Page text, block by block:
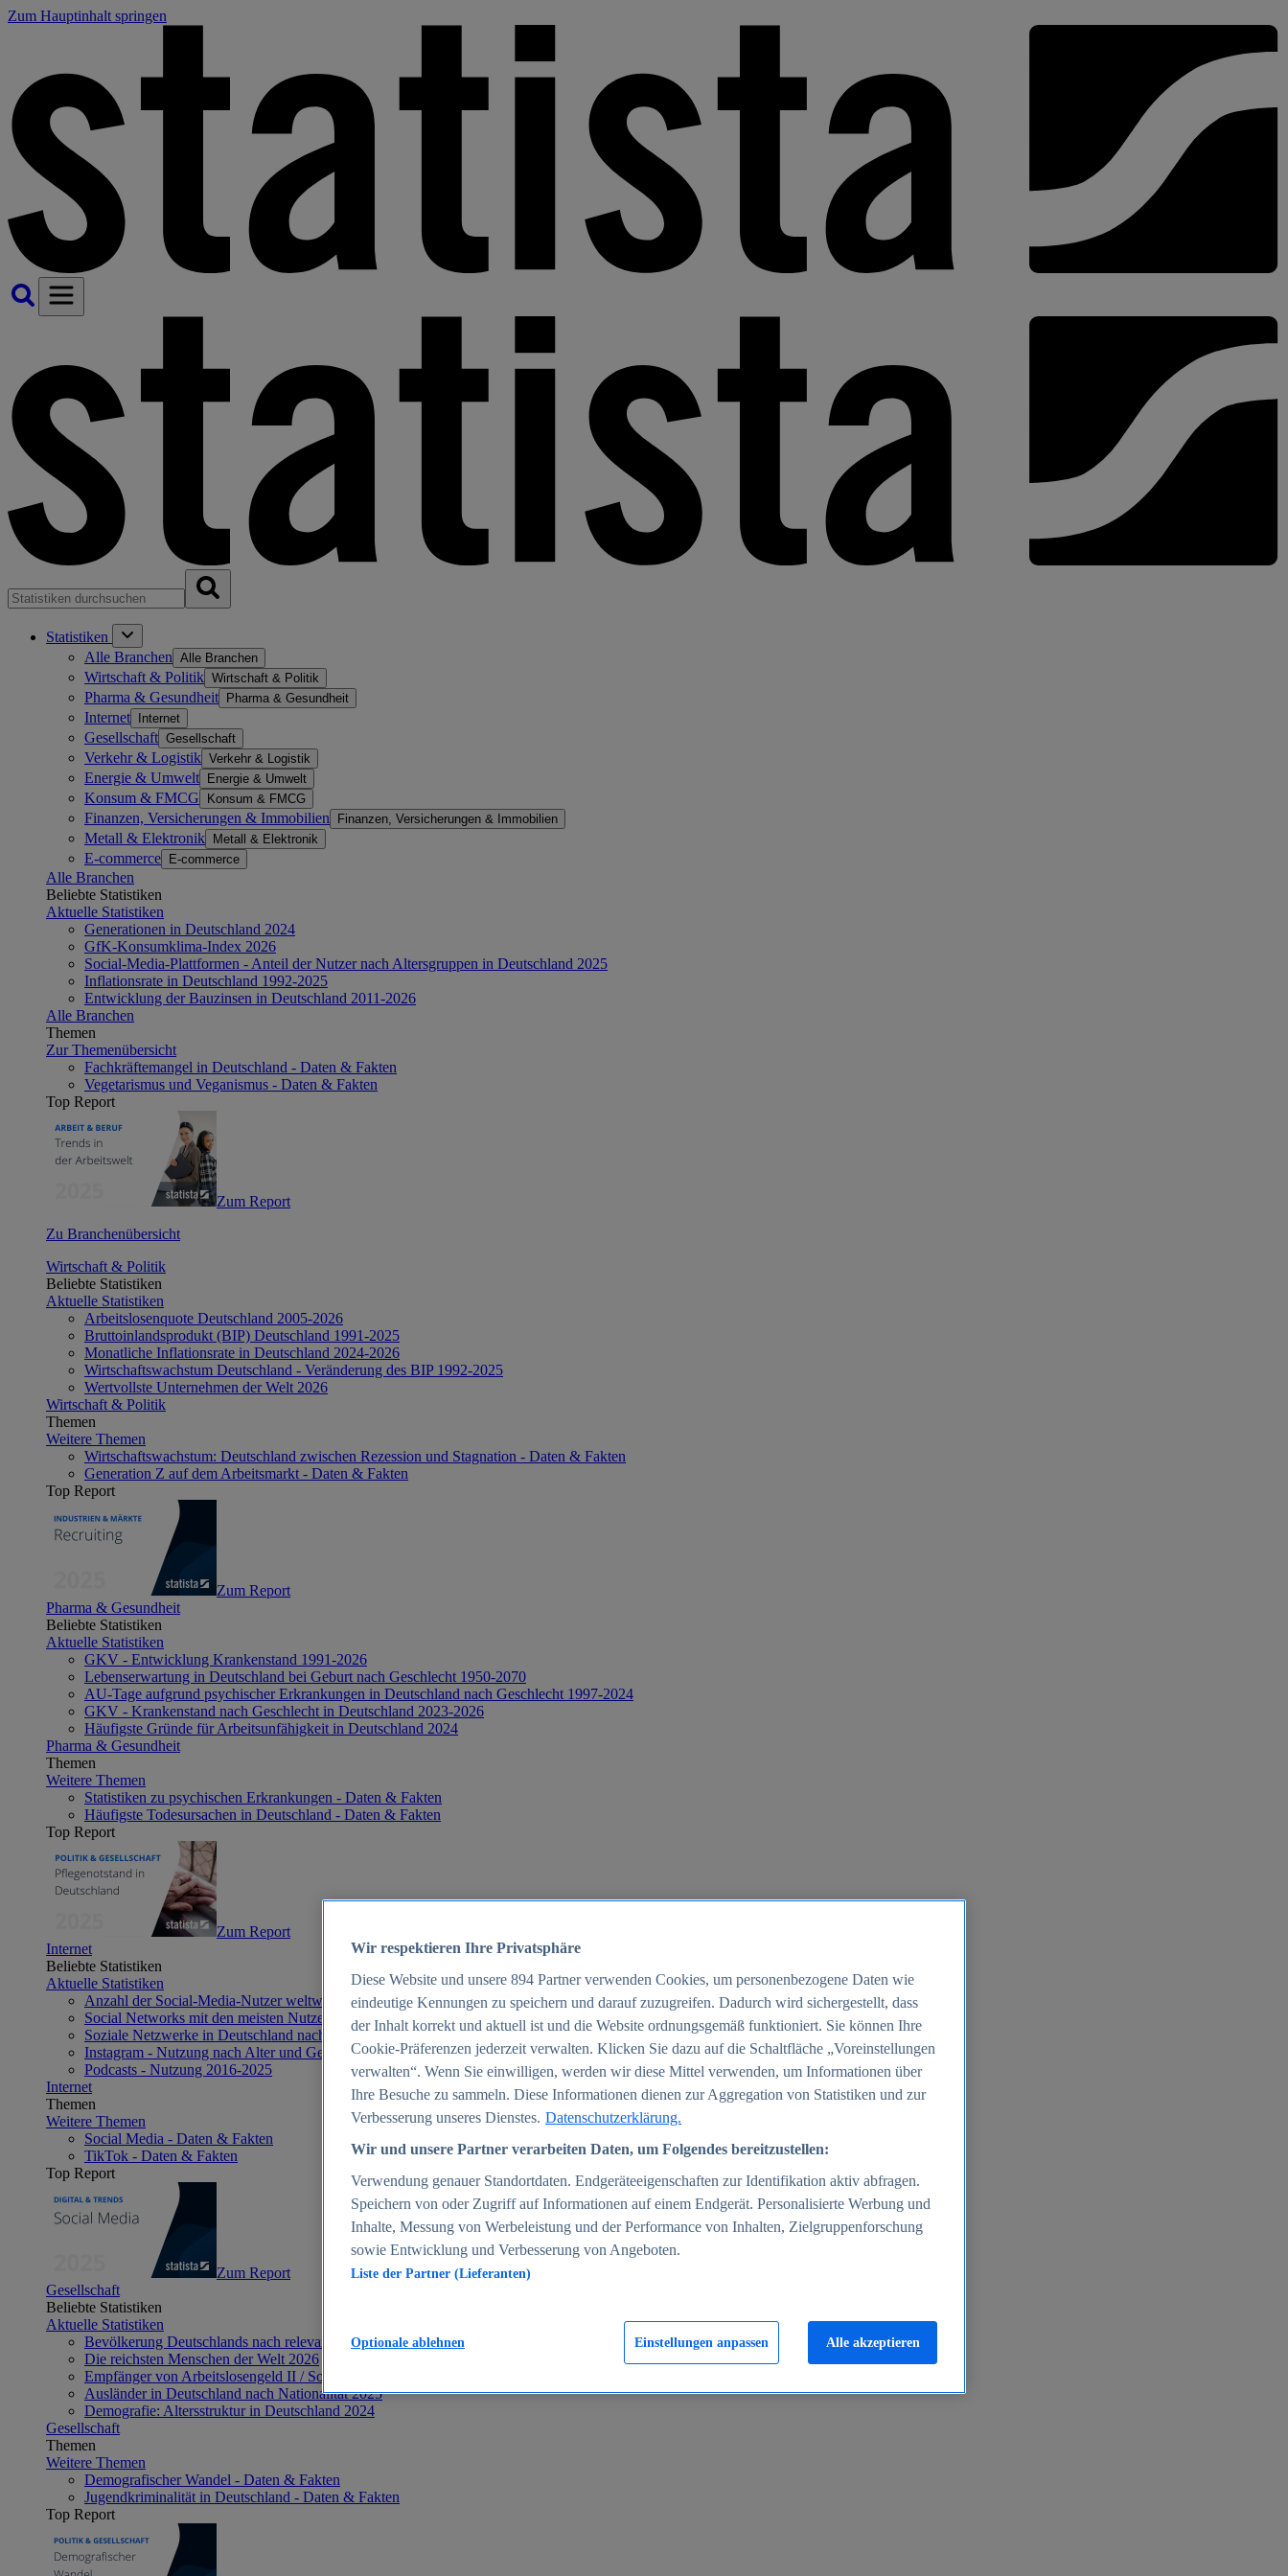
Zum Hauptinhalt springen
Statistiken
Alle Branchen Alle Branchen
Wirtschaft & Politik Wirtschaft & Politik
Pharma & Gesundheit Pharma & Gesundheit
Internet Internet
Gesellschaft Gesellschaft
Verkehr & Logistik Verkehr & Logistik
Energie & Umwelt Energie & Umwelt
Konsum & FMCG Konsum & FMCG
Finanzen, Versicherungen & Immobilien Finanzen, Versicherungen & Immobilien
Metall & Elektronik Metall & Elektronik
E-commerce E-commerce
Alle Branchen
Beliebte Statistiken
Aktuelle Statistiken
Generationen in Deutschland 2024
GfK-Konsumklima-Index 2026
Social-Media-Plattformen - Anteil der Nutzer nach Altersgruppen in Deutschland 2025
Inflationsrate in Deutschland 1992-2025
Entwicklung der Bauzinsen in Deutschland 2011-2026
Alle Branchen
Themen
Zur Themenübersicht
Fachkräftemangel in Deutschland - Daten & Fakten
Vegetarismus und Veganismus - Daten & Fakten
Top Report
Zum Report
Zu Branchenübersicht
Wirtschaft & Politik
Beliebte Statistiken
Aktuelle Statistiken
Arbeitslosenquote Deutschland 2005-2026
Bruttoinlandsprodukt (BIP) Deutschland 1991-2025
Monatliche Inflationsrate in Deutschland 2024-2026
Wirtschaftswachstum Deutschland - Veränderung des BIP 1992-2025
Wertvollste Unternehmen der Welt 2026
Wirtschaft & Politik
Themen
Weitere Themen
Wirtschaftswachstum: Deutschland zwischen Rezession und Stagnation - Daten & Fakten
Generation Z auf dem Arbeitsmarkt - Daten & Fakten
Top Report
Zum Report
Pharma & Gesundheit
Beliebte Statistiken
Aktuelle Statistiken
GKV - Entwicklung Krankenstand 1991-2026
Lebenserwartung in Deutschland bei Geburt nach Geschlecht 1950-2070
AU-Tage aufgrund psychischer Erkrankungen in Deutschland nach Geschlecht 1997-2024
GKV - Krankenstand nach Geschlecht in Deutschland 2023-2026
Häufigste Gründe für Arbeitsunfähigkeit in Deutschland 2024
Pharma & Gesundheit
Themen
Weitere Themen
Statistiken zu psychischen Erkrankungen - Daten & Fakten
Häufigste Todesursachen in Deutschland - Daten & Fakten
Top Report
Zum Report
Internet
Beliebte Statistiken
Aktuelle Statistiken
Anzahl der Social-Media-Nutzer weltweit 2012-2025
Social Networks mit den meisten Nutzern weltweit 2025
Soziale Netzwerke in Deutschland nach Generationen 2025
Instagram - Nutzung nach Alter und Geschlecht in Deutschland 2025
Podcasts - Nutzung 2016-2025
Internet
Themen
Weitere Themen
Social Media - Daten & Fakten
TikTok - Daten & Fakten
Top Report
Zum Report
Gesellschaft
Beliebte Statistiken
Aktuelle Statistiken
Bevölkerung Deutschlands nach relevanten Altersgruppen 2024
Die reichsten Menschen der Welt 2026
Empfänger von Arbeitslosengeld II / Sozialgeld / Bürgergeld in Deutschland 2005-2025
Ausländer in Deutschland nach Nationalität 2025
Demografie: Altersstruktur in Deutschland 2024
Gesellschaft
Themen
Weitere Themen
Demografischer Wandel - Daten & Fakten
Jugendkriminalität in Deutschland - Daten & Fakten
Top Report
Wir respektieren Ihre Privatsphäre
Diese Website und unsere 894 Partner verwenden Cookies, um personenbezogene Daten wie
eindeutige Kennungen zu speichern und darauf zuzugreifen. Dadurch wird sichergestellt, dass
der Inhalt korrekt und aktuell ist und die Website ordnungsgemäß funktioniert. Sie können Ihre
Cookie-Präferenzen jederzeit verwalten. Klicken Sie dazu auf die Schaltfläche „Voreinstellungen
verwalten“. Wenn Sie einwilligen, werden wir diese Mittel verwenden, um Informationen über
Ihre Besuche zu sammeln. Diese Informationen dienen zur Aggregation von Statistiken und zur
Verbesserung unseres Dienstes. Datenschutzerklärung.
Wir und unsere Partner verarbeiten Daten, um Folgendes bereitzustellen:
Verwendung genauer Standortdaten. Endgeräteeigenschaften zur Identifikation aktiv abfragen.
Speichern von oder Zugriff auf Informationen auf einem Endgerät. Personalisierte Werbung und
Inhalte, Messung von Werbeleistung und der Performance von Inhalten, Zielgruppenforschung
sowie Entwicklung und Verbesserung von Angeboten.
Liste der Partner (Lieferanten)
Einstellungen anpassen
Optionale ablehnen Alle akzeptieren